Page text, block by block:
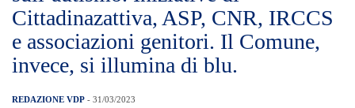
Cittadinazattiva, ASP, CNR, IRCCS
e associazioni genitori. Il Comune,
invece, si illumina di blu.
REDAZIONE VDP - 31/03/2023